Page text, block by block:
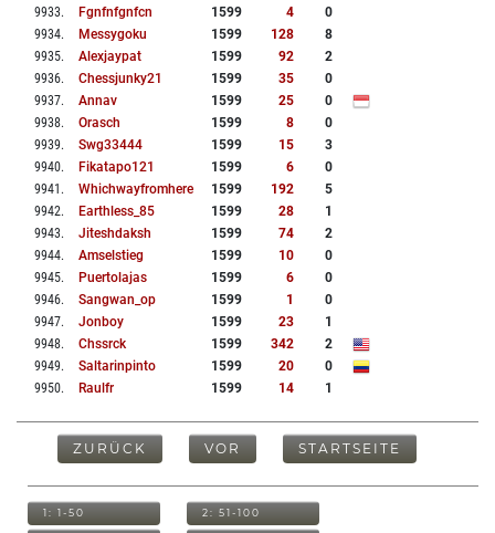
9933. Fgnfnfgnfcn 1599 4
0
9934. Messygoku 1599 128
8
9935. Alexjaypat 1599 92
2
9936. Chessjunky21 1599 35
0
9937. Annav 1599 25
0
9938. Orasch 1599 8
0
9939. Swg33444 1599 15
3
9940. Fikatapo121 1599 6
0
9941 . Whichwayfromhere 1599 192
5
9942. Earthless_85 1599 28
1
9943. Jiteshdaksh 1599 74
2
9944. Amselstieg 1599 10
0
9945. Puertolajas 1599 6
0
9946. Sangwan_op 1599 1
0
9947. Jonboy 1599 23
1
9948. Chssrck 1599 342
2
9949. Saltarinpinto 1599 20
0
9950. Raulfr 1599 14 1
ZURÜCK VOR STARTSEITE
1: 1-50 2: 51-100